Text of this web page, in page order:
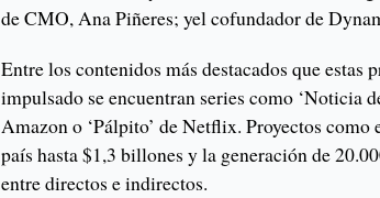
de CMO, Ana Piñeres; yel cofundador de
Entre los contenidos más destacados que estas
impulsado se encuentran series como ‘Noticia
Amazon o ‘Pálpito’ de Netflix. Proyectos como
país hasta $1,3 billones y la generación de
entre directos e indirectos.